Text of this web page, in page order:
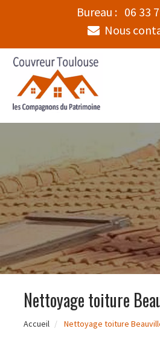
Bureau : 06 33
Nous
Nettoyage toiture
Accueil Nettoyage toiture